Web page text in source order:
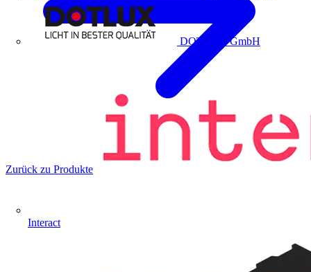
DOTLUX GmbH
Interact
Zurück zu Produkte